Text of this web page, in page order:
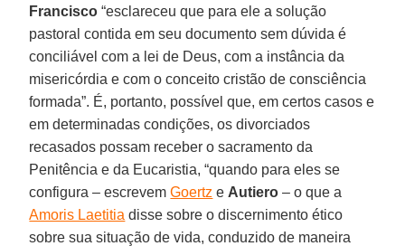
Francisco “esclareceu que para ele a solução
pastoral contida em seu documento sem dúvida é
conciliável com a lei de Deus, com a instância da
misericórdia e com o conceito cristão de consciência
formada”. É, portanto, possível que, em certos casos e
em determinadas condições, os divorciados
recasados possam receber o sacramento da
Penitência e da Eucaristia, “quando para eles se
configura – escrevemGoertz e Autiero – o que a
Amoris Laetitia disse sobre o discernimento ético
sobre sua situação de vida, conduzido de maneira